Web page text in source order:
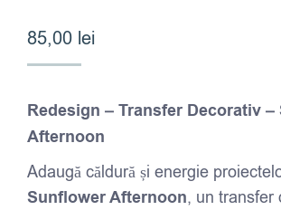
85,00 lei
Redesign – Transfer Decorativ
Afternoon
Adaugă căldură și energie
Sunflower Afternoon, un transfer